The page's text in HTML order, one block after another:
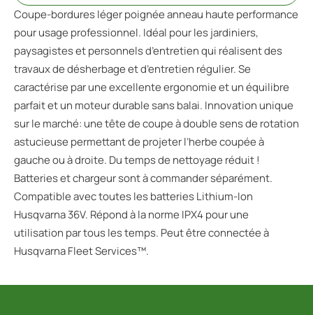
Coupe-bordures léger poignée anneau haute performance
pour usage professionnel. Idéal pour les jardiniers,
paysagistes et personnels d’entretien qui réalisent des
travaux de désherbage et d’entretien régulier. Se
caractérise par une excellente ergonomie et un équilibre
parfait et un moteur durable sans balai. Innovation unique
sur le marché: une tête de coupe à double sens de rotation
astucieuse permettant de projeter l’herbe coupée à
gauche ou à droite. Du temps de nettoyage réduit !
Batteries et chargeur sont à commander séparément.
Compatible avec toutes les batteries Lithium-Ion
Husqvarna 36V. Répond à la norme IPX4 pour une
utilisation par tous les temps. Peut être connectée à
Husqvarna Fleet Services™.